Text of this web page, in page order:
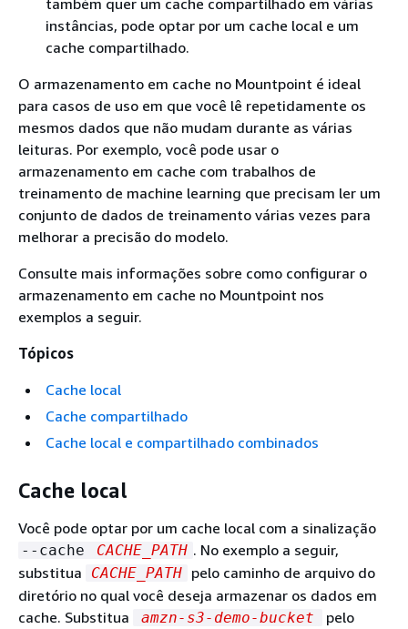
também quer um cache compartilhado em várias
instâncias, pode optar por um cache local e um
cache compartilhado.
O armazenamento em cache no Mountpoint é ideal
para casos de uso em que você lê repetidamente os
mesmos dados que não mudam durante as várias
leituras. Por exemplo, você pode usar o
armazenamento em cache com trabalhos de
treinamento de machine learning que precisam ler um
conjunto de dados de treinamento várias vezes para
melhorar a precisão do modelo.
Consulte mais informações sobre como configurar o
armazenamento em cache no Mountpoint nos
exemplos a seguir.
Tópicos
Cache local
Cache compartilhado
Cache local e compartilhado combinados
Cache local
Você pode optar por um cache local com a sinalização
--cache CACHE_PATH . No exemplo a seguir,
substitua
CACHE_PATH pelo caminho de arquivo do
diretório no qual você deseja armazenar os dados em
cache. Substitua
amzn-s3-demo-bucket
pelo